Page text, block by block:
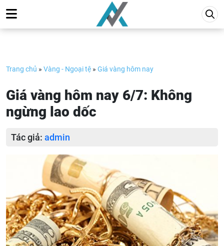
to
content
Trang chủ » Vàng - Ngoại tệ » Giá vàng hôm nay
Giá vàng hôm nay 6/7: Không
ngừng lao dốc
Tác giả: admin